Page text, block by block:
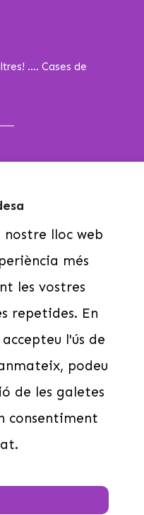
.... Cases de
lloc web
més
les vostres
repetides. En
l'ús de
podeu
de les galetes
consentiment